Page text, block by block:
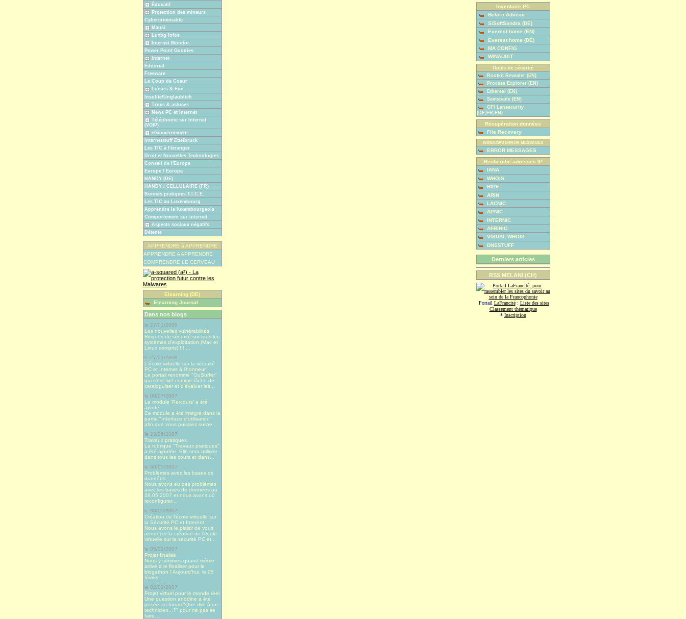
Éducatif
Protection des mineurs
Cybercriminalité
Mausi
Luxbg Infos
Internet Monitor
Power Point Goodies
Internet
Éditorial
Freeware
Le Coup de Coeur
Loisirs & Fun
Insolite/Unglaublich
Trucs & astuces
News PC et Internet
Téléphonie sur Internet
(VOIP)
eGouvernement
Internetstuff Ettelbruck
Les TIC à l'étranger
Droit et Nouvelles Technologies
Conseil de l'Europe
Europe / Europa
HANDY (DE)
HANDY / CELLULAIRE (FR)
Bonnes pratiques T.I.C.E.
Les TIC au Luxembourg
Apprendre le luxembourgeois
Comportement sur internet
Aspects sociaux négatifs
Détente
APPRENDRE à APPRENDRE
APPRENDRE A APPRENDRE
COMPRENDRE LE CERVEAU
Elearning (DE)
Elearning Journal
Dans nos blogs
le 27/01/2008
Les nouvelles vulnérabilités
Risques de sécurité sur tous les
systèmes d'exploitation (Mac et
Linux compris) !!! ...
le 27/01/2008
L'école virtuelle sur la sécurité
PC et Internet à l'honneur
Le portail renommé "OuSurfer"
qui s'est fixé comme tâche de
cataloguiser et d'évaluer les...
le 08/07/2007
Le module 'Parcours' a été
ajouté
Ce module a été intégré dans la
partie "Interface d'utilisation"
afin que vous puissiez suivre...
le 23/06/2007
Travaux pratiques
La rubrique "Travaux pratiques"
a été ajoutée. Elle sera utilisée
dans tous les cours et dans...
le 30/05/2007
Problèmes avec les bases de
données
Nous avons eu des problèmes
avec les bases de données au
28.05.2007 et nous avons dû
reconfigurer...
le 30/05/2007
Création de l'école virtuelle sur
la Sécurité PC et Internet
Nous avons le plaisir de vous
annoncer la création de l'école
virtuelle sur la sécurité PC et...
le 05/02/2007
Projet finalisé
Nous y sommes quand même
arrivé à le finaliser pour le
blogathon ! Aujourd’hui, le 05
février...
le 02/02/2007
Projet virtuel pour le monde réel
Une question anodine a été
posée au forum "Que dire à un
technicien...?" pour ne pas se
faire...
Inventaire PC
Belarc Advisor
SiSoftSandra (DE)
Everest home (EN)
Everest home (DE)
MA CONFIG
WINAUDIT
Outils de sécurité
Rootkit Revealer (EN)
Process Explorer (EN)
Ethereal (EN)
Samspade (EN)
GFI Lansecurity
(DE,FR,EN)
Récupération données
File Recovery
WINDOWS ERROR MESSAGES
ERROR MESSAGES
Recherche adresses IP
IANA
WHOIS
RIPE
ARIN
LACNIC
APNIC
INTERNIC
AFRINIC
VISUAL WHOIS
DNSSTUFF
Derniers articles
RSS MELANI (CH)
Portail LaFrancité: Liste des sites
Classement thématique
* Inscription